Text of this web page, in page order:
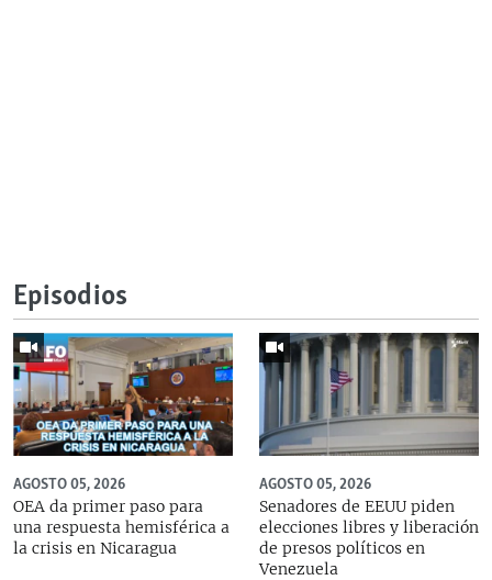
Episodios
AGOSTO 05, 2026
OEA da primer paso para
una respuesta hemisférica a
la crisis en Nicaragua
AGOSTO 05, 2026
Senadores de EEUU piden
elecciones libres y liberación
de presos políticos en
Venezuela